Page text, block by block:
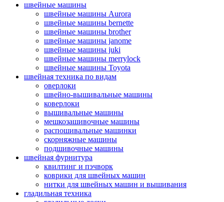
швейные машины
швейные машины Aurora
швейные машины bernette
швейные машины brother
швейные машины janome
швейные машины juki
швейные машины merrylock
швейные машины Toyota
швейная техника по видам
оверлоки
швейно-вышивальные машины
коверлоки
вышивальные машины
мешкозашивочные машины
распошивальные машинки
скорняжные машины
подшивочные машины
швейная фурнитура
квилтинг и пэчворк
коврики для швейных машин
нитки для швейных машин и вышивания
гладильная техника